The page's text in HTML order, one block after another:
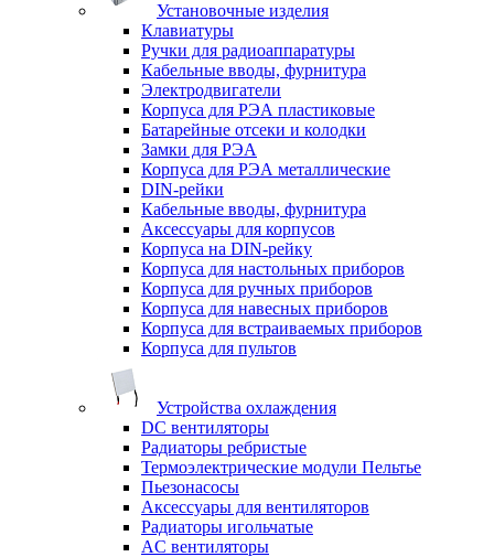
Установочные изделия
Клавиатуры
Ручки для радиоаппаратуры
Кабельные вводы, фурнитура
Электродвигатели
Корпуса для РЭА пластиковые
Батарейные отсеки и колодки
Замки для РЭА
Корпуса для РЭА металлические
DIN-рейки
Кабельные вводы, фурнитура
Аксессуары для корпусов
Корпуса на DIN-рейку
Корпуса для настольных приборов
Корпуса для ручных приборов
Корпуса для навесных приборов
Корпуса для встраиваемых приборов
Корпуса для пультов
Устройства охлаждения
DC вентиляторы
Радиаторы ребристые
Термоэлектрические модули Пельтье
Пьезонасосы
Аксессуары для вентиляторов
Радиаторы игольчатые
AC вентиляторы